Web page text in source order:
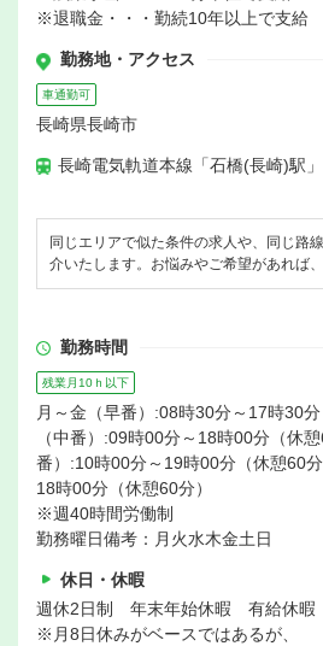
※退職金・・・勤続10年以上で支給
勤務地・アクセス
車通勤可
長崎県長崎市
長崎電気軌道本線「石橋(長崎)駅
同じエリアで似た条件の求人や、同じ路
介いたします。お悩みやご希望があれば
勤務時間
残業月10ｈ以下
月～金（早番）:08時30分～17時30
（中番）:09時00分～18時00分（休
番）:10時00分～19時00分（休憩60
18時00分（休憩60分）
※週40時間労働制
勤務曜日備考：月火水木金土日
休日・休暇
週休2日制 年末年始休暇 有給休暇
※月8日休みがベースではあるが、